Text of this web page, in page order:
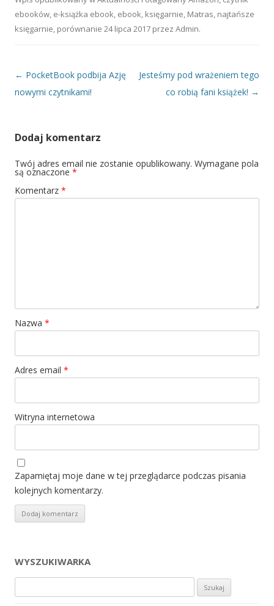
ebooków, e-książka ebook, ebook, księgarnie, Matras, najtańsze
księgarnie, porównanie 24 lipca 2017 przez Admin.
Nawigacja wpisu
← PocketBook podbija Azję
nowymi czytnikami!
Jesteśmy pod wrażeniem tego
co robią fani książek! →
Dodaj komentarz
Twój adres email nie zostanie opublikowany. Wymagane pola
są oznaczone *
Komentarz *
Nazwa *
Adres email *
Witryna internetowa
Zapamiętaj moje dane w tej przeglądarce podczas pisania
kolejnych komentarzy.
WYSZUKIWARKA